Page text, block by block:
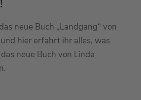
neue Buch „Landgang“ von
hier erfahrt ihr alles, was
neue Buch von Linda